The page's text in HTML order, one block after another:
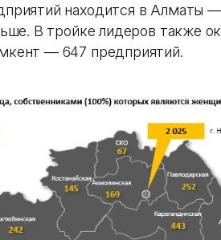
находится в Алматы
В тройке лидеров также
— 647 предприятий.